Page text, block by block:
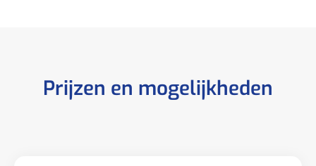
Prijzen en mogelijkheden